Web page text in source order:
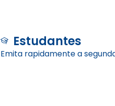
Estudantes
Emita rapidamente a